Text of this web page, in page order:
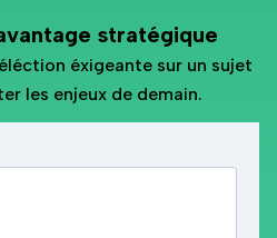
stratégique
éxigeante sur un sujet
les enjeux de demain.